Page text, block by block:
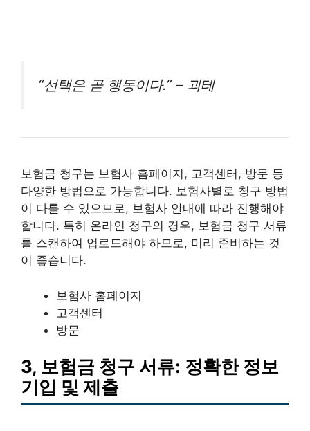
“선택은 곧 행동이다.” – 괴테
보험금 청구는 보험사 홈페이지, 고객센터, 방문 등
다양한 방법으로 가능합니다. 보험사별로 청구 방법
이 다를 수 있으므로, 보험사 안내에 따라 진행해야
합니다. 특히 온라인 청구의 경우, 보험금 청구 서류
를 스캔하여 업로드해야 하므로, 미리 준비하는 것
이 좋습니다.
보험사 홈페이지
고객센터
방문
3, 보험금 청구 서류: 정확한 정보
기입 및 제출